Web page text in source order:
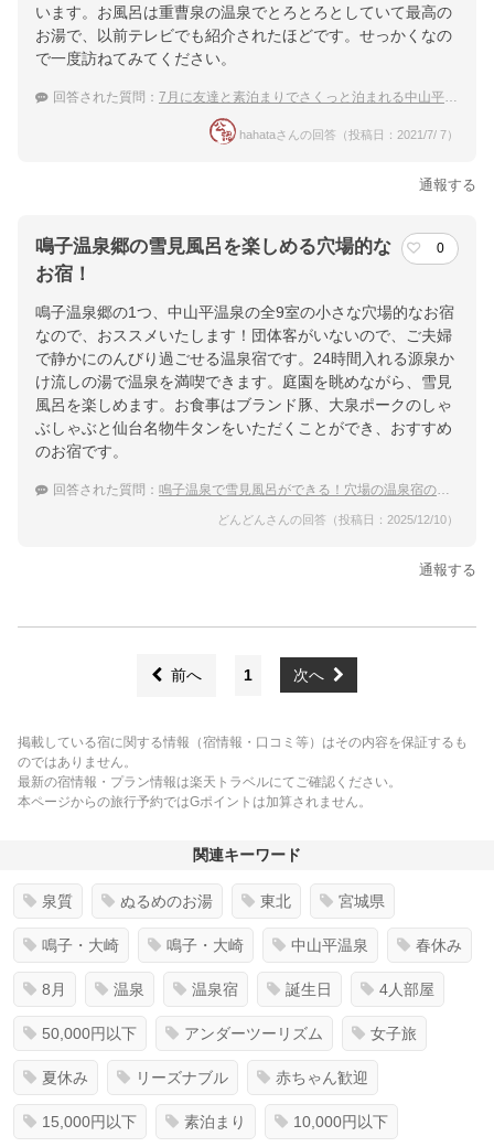
います。お風呂は重曹泉の温泉でとろとろとしていて最高の
お湯で、以前テレビでも紹介されたほどです。せっかくなの
で一度訪ねてみてください。
回答された質問： 7月に友達と素泊まりでさくっと泊まれる中山平温泉の宿
hahataさんの回答（投稿日：2021/7/ 7）
通報する
鳴子温泉郷の雪見風呂を楽しめる穴場的な
お宿！
0
鳴子温泉郷の1つ、中山平温泉の全9室の小さな穴場的なお宿
なので、おススメいたします！団体客がいないので、ご夫婦
で静かにのんびり過ごせる温泉宿です。24時間入れる源泉か
け流しの湯で温泉を満喫できます。庭園を眺めながら、雪見
風呂を楽しめます。お食事はブランド豚、大泉ポークのしゃ
ぶしゃぶと仙台名物牛タンをいただくことができ、おすすめ
のお宿です。
回答された質問： 鳴子温泉で雪見風呂ができる！穴場の温泉宿のおすすめは？
どんどんさんの回答（投稿日：2025/12/10）
通報する
前へ 1 次へ
掲載している宿に関する情報（宿情報・口コミ等）はその内容を保証するも
のではありません。
最新の宿情報・プラン情報は楽天トラベルにてご確認ください。
本ページからの旅行予約ではGポイントは加算されません。
関連キーワード
泉質 ぬるめのお湯 東北 宮城県
鳴子・大崎 鳴子・大崎 中山平温泉 春休み
8月 温泉 温泉宿 誕生日 4人部屋
50,000円以下 アンダーツーリズム 女子旅
夏休み リーズナブル 赤ちゃん歓迎
15,000円以下 素泊まり 10,000円以下